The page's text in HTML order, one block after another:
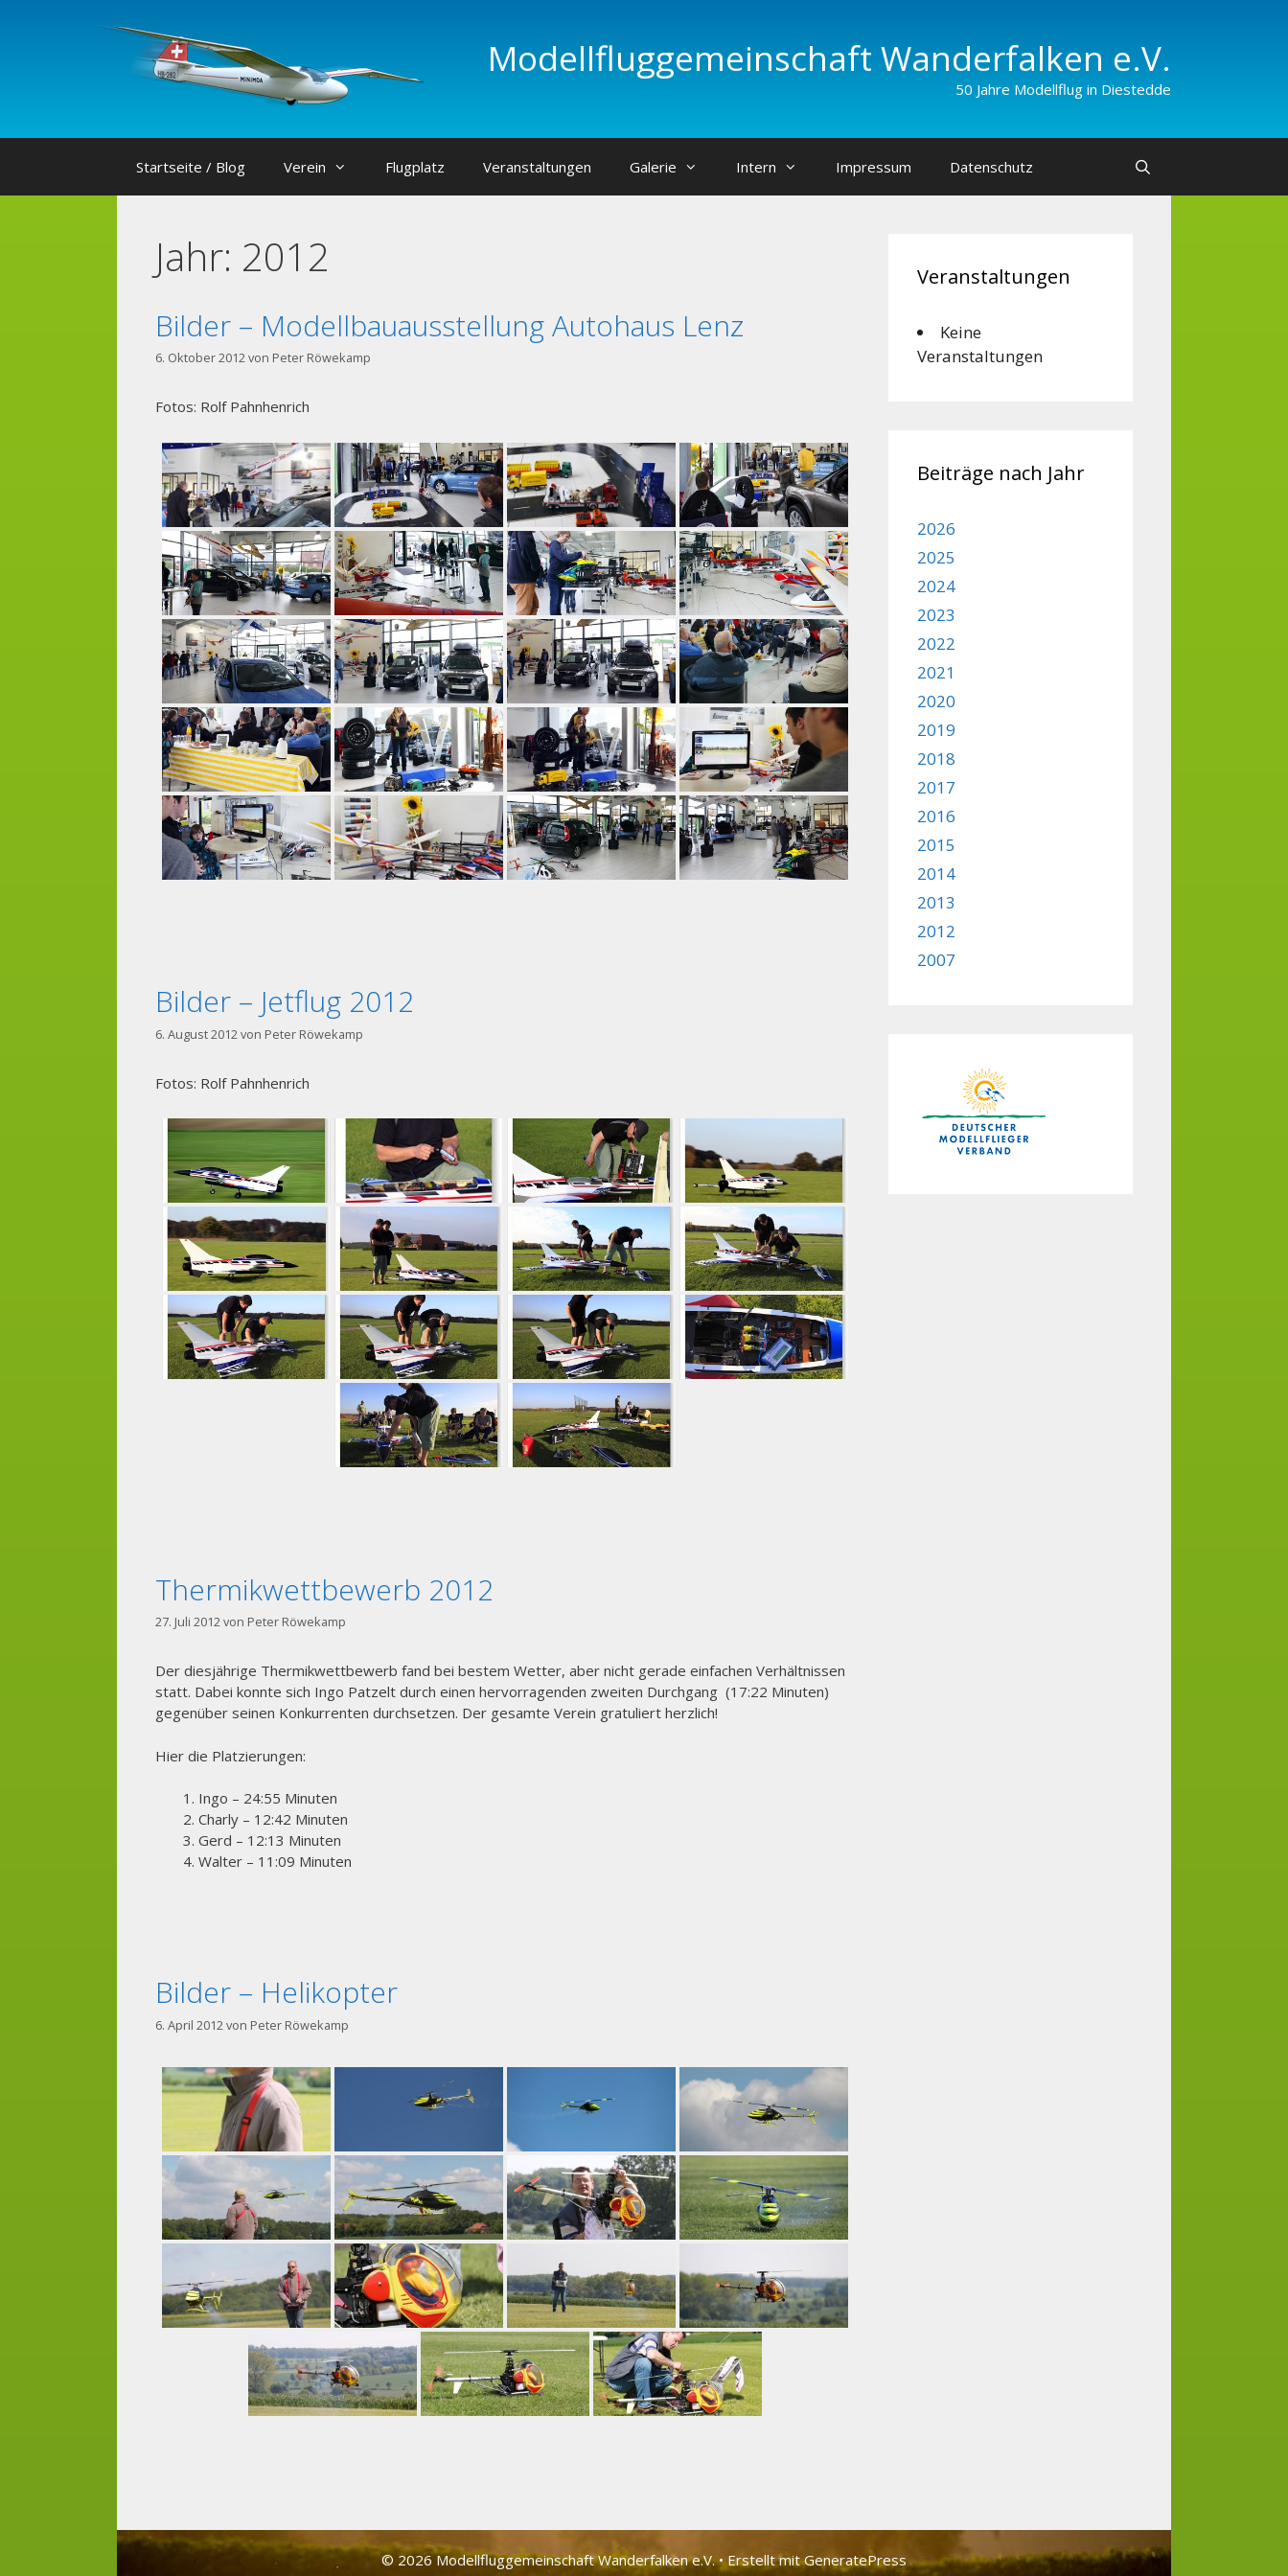
Modellfluggemeinschaft Wander­falken e.V.
50 Jahre Modellflug in Diestedde
Startseite / Blog Verein Flugplatz Veranstaltungen Galerie Intern Impressum Datenschutz
Jahr: 2012
Bilder – Modellbauausstellung Autohaus Lenz
6. Oktober 2012von Peter Röwekamp
Fotos: Rolf Pahnhenrich
Bilder – Jetflug 2012
6. August 2012von Peter Röwekamp
Fotos: Rolf Pahnhenrich
Thermikwettbewerb 2012
27. Juli 2012von Peter Röwekamp
Der diesjährige Thermikwettbewerb fand bei bestem Wetter, aber nicht gerade einfachen Verhältnissen
statt. Dabei konnte sich Ingo Patzelt durch einen hervorragenden zweiten Durchgang (17:22 Minuten)
gegenüber seinen Konkurrenten durchsetzen. Der gesamte Verein gratuliert herzlich!
Hier die Platzierungen:
Ingo – 24:55 Minuten
Charly – 12:42 Minuten
Gerd – 12:13 Minuten
Walter – 11:09 Minuten
Bilder – Helikopter
6. April 2012 von Peter Röwekamp
Veranstaltungen
Keine
Veranstaltungen
Beiträge nach Jahr
2026
2025
2024
2023
2022
2021
2020
2019
2018
2017
2016
2015
2014
2013
2012
2007
© 2026 Modellfluggemeinschaft Wander­falken e.V.• Erstellt mitGeneratePress